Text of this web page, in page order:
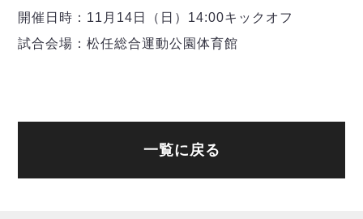
しながわシティ
立川アスレティックFC
名古屋オーシャンズ
シュライカー大阪
FOLLOW US!
開催日時：11月14日（日）14:00キックオフ
試合会場：松任総合運動公園体育館
一覧に戻る